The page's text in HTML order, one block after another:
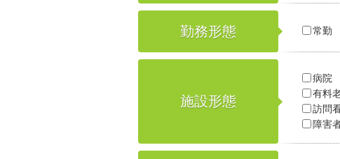
勤務形態 常勤
施設形態
病院
有料
訪問
障害